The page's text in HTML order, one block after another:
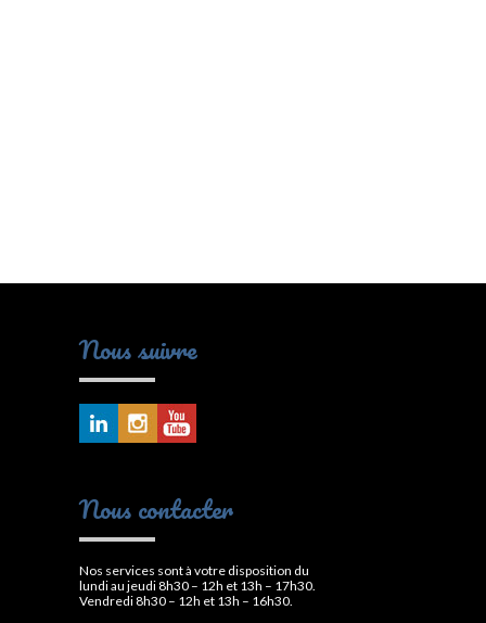
Nous suivre
Nous contacter
Nos services sont à votre disposition du
lundi au jeudi 8h30 – 12h et 13h – 17h30.
Vendredi 8h30 – 12h et 13h – 16h30.